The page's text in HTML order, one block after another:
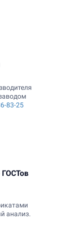
83-25
ГОСТов
анализ.